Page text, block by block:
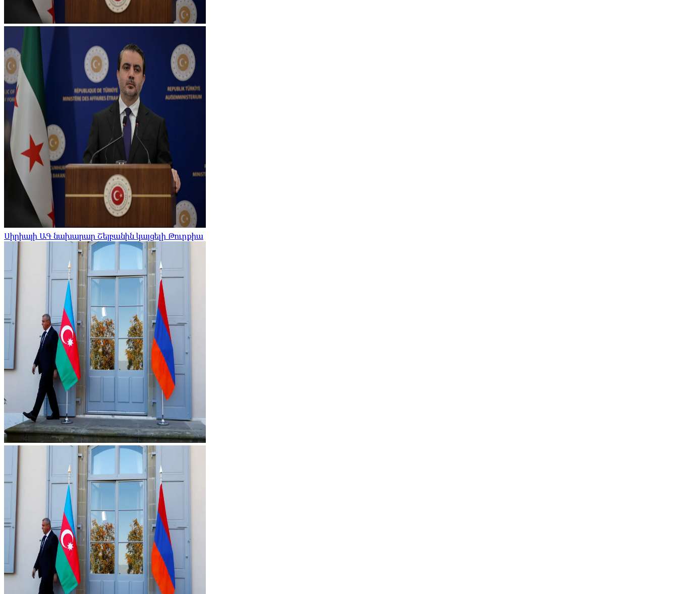
Սիրիայի ԱԳ նախարար Շեյբանին կայցելի Թուրքիա